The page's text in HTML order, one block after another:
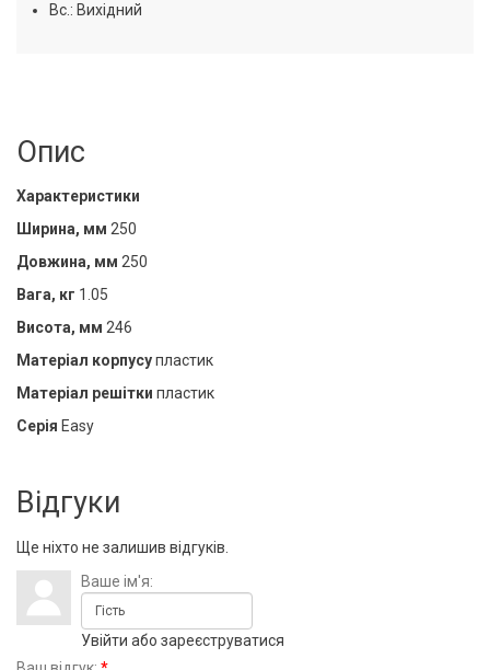
Вс.: Вихідний
Опис
Характеристики
Ширина, мм 250
Довжина, мм 250
Вага, кг 1.05
Висота, мм 246
Матеріал корпусупластик
Матеріал решітки пластик
Серія Easy
Відгуки
Ще ніхто не залишив відгуків.
Ваше ім'я:
Увійти або зареєструватися